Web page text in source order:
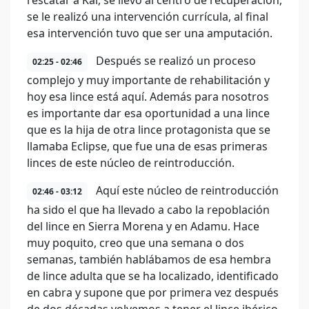
se le realizó una intervención currícula, al final
esa intervención tuvo que ser una amputación.
02:25 - 02:46
Después se realizó un proceso
complejo y muy importante de rehabilitación y
hoy esa lince está aquí. Además para nosotros
es importante dar esa oportunidad a una lince
que es la hija de otra lince protagonista que se
llamaba Eclipse, que fue una de esas primeras
linces de este núcleo de reintroducción.
02:46 - 03:12
Aquí este núcleo de reintroducción
ha sido el que ha llevado a cabo la repoblación
del lince en Sierra Morena y en Adamu. Hace
muy poquito, creo que una semana o dos
semanas, también hablábamos de esa hembra
de lince adulta que se ha localizado, identificado
en cabra y supone que por primera vez después